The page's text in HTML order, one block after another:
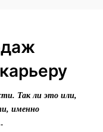
Так ли это или,
именно